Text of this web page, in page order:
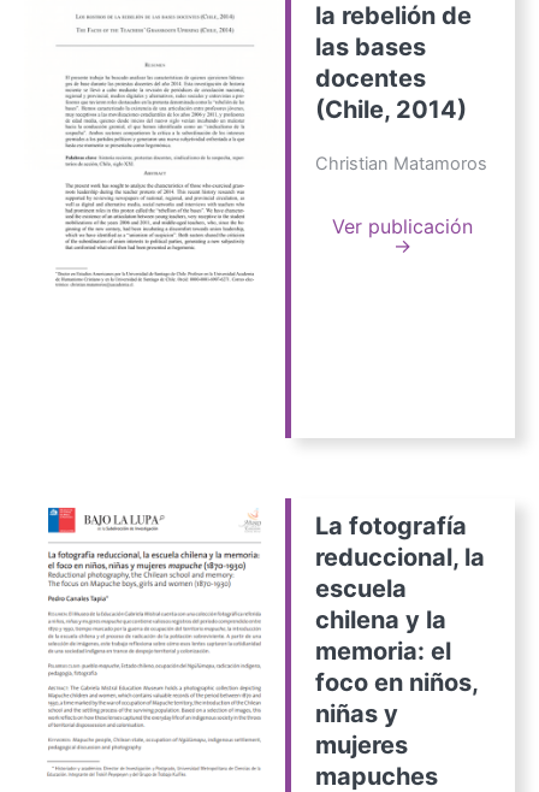
la rebelión de
las bases
docentes
(Chile, 2014)
Christian Matamoros
Ver publicación
→
La fotografía
reduccional, la
escuela
chilena y la
memoria: el
foco en niños,
niñas y
mujeres
mapuches